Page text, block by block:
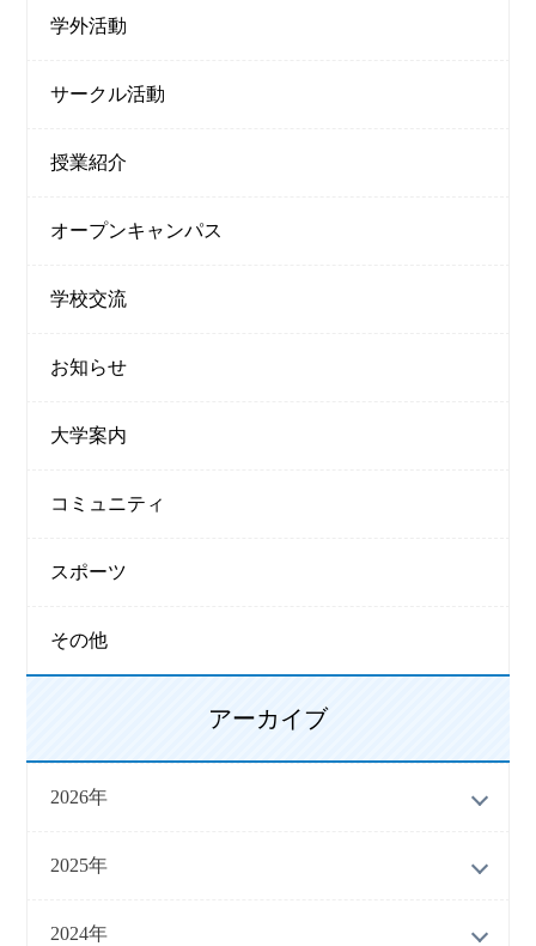
学外活動
サークル活動
授業紹介
オープンキャンパス
学校交流
お知らせ
大学案内
コミュニティ
スポーツ
その他
アーカイブ
2026年
2025年
2024年